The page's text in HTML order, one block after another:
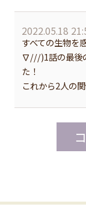
2022.05.18
すべての生物を
∇///)1話の最後
た！
これから2人の